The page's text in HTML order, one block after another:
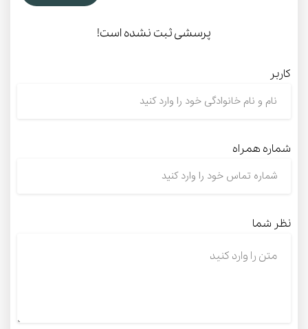
پرسشی ثبت نشده است!
کاربر
شماره همراه
نظر شما